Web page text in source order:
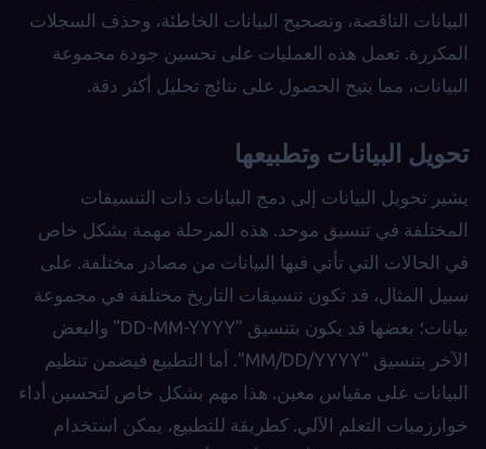
البيانات الناقصة، وتصحيح البيانات الخاطئة، وحذف السجلات
المكررة. تعمل هذه العمليات على تحسين جودة مجموعة
البيانات، مما يتيح الحصول على نتائج تحليل أكثر دقة.
تحويل البيانات وتطبيعها
يشير تحويل البيانات إلى دمج البيانات ذات التنسيقات
المختلفة في تنسيق موحد. هذه المرحلة مهمة بشكل خاص
في الحالات التي تأتي فيها البيانات من مصادر مختلفة. على
سبيل المثال، قد تكون تنسيقات التاريخ مختلفة في مجموعة
بيانات؛ بعضها قد يكون بتنسيق "DD-MM-YYYY" والبعض
الآخر بتنسيق "MM/DD/YYYY". أما التطبيع فيضمن تنظيم
البيانات على مقياس معين. هذا مهم بشكل خاص لتحسين أداء
خوارزميات التعلم الآلي. كطريقة للتطبيع، يمكن استخدام